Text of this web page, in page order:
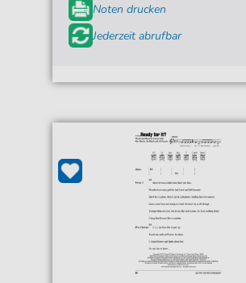
Noten drucken
Jederzeit abrufbar